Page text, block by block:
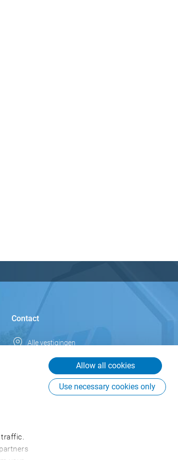
traffic.
Allow all cookies
Use necessary cookies only
Contact
Alle vestigingen
info.nl@csb.com
+31 76 53076 76
Nederland